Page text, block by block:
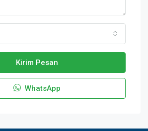
Kirim Pesan
WhatsApp